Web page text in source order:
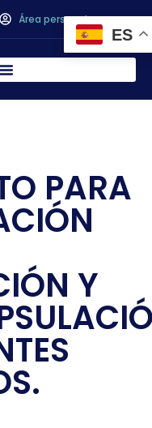
Área personal
PARA
Y
ES